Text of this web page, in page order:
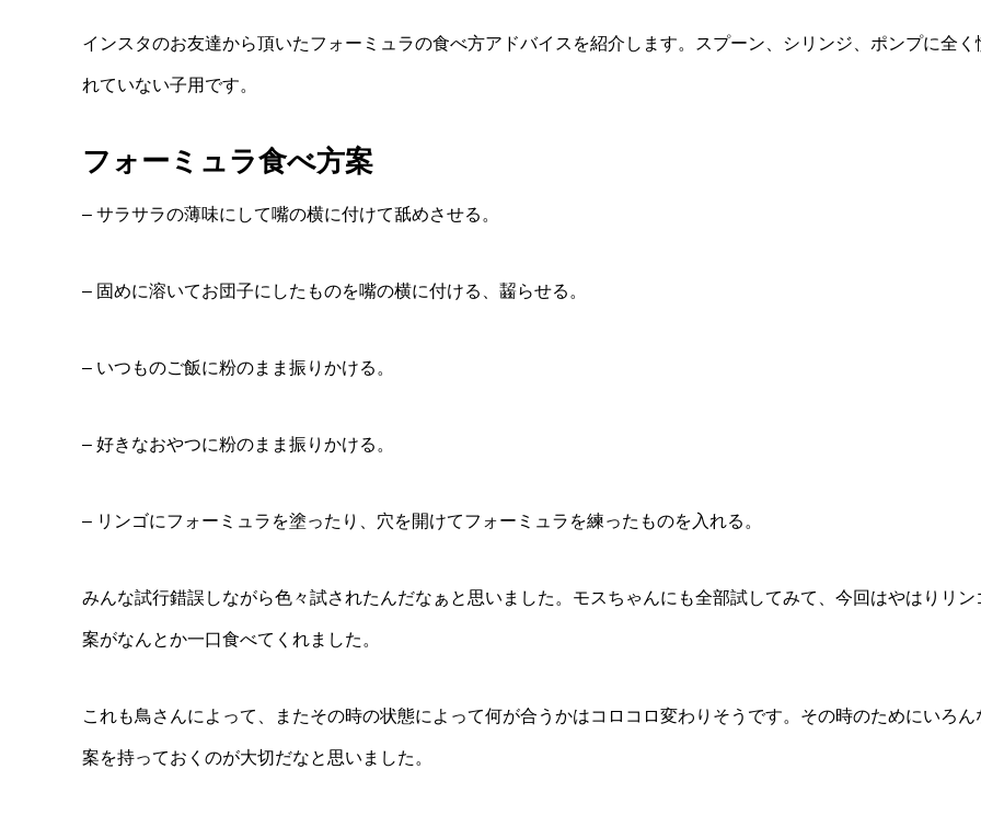
インスタのお友達から頂いたフォーミュラの食べ方アドバイスを紹介します。スプーン、シリンジ、ポンプに全く
れていない子用です。
フォーミュラ食べ方案
– サラサラの薄味にして嘴の横に付けて舐めさせる。
– 固めに溶いてお団子にしたものを嘴の横に付ける、齧らせる。
– いつものご飯に粉のまま振りかける。
– 好きなおやつに粉のまま振りかける。
– リンゴにフォーミュラを塗ったり、穴を開けてフォーミュラを練ったものを入れる。
みんな試行錯誤しながら色々試されたんだなぁと思いました。モスちゃんにも全部試してみて、今回はやはりリン
案がなんとか一口食べてくれました。
これも鳥さんによって、またその時の状態によって何が合うかはコロコロ変わりそうです。その時のためにいろん
案を持っておくのが大切だなと思いました。